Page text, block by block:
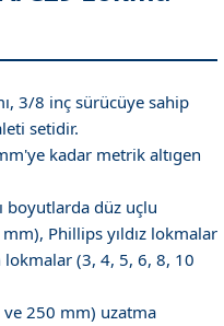
3/8 inç sürücüye sahip
setidir.
kadar metrik altıgen
boyutlarda düz uçlu
Phillips yıldız lokmalar
(3, 4, 5, 6, 8, 10
250 mm) uzatma